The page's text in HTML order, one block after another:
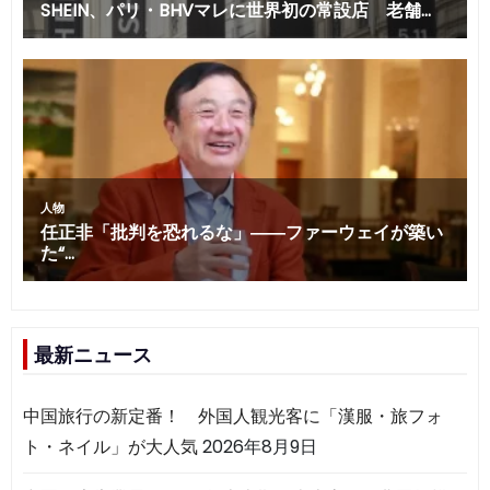
最新ニュース
中国旅行の新定番！ 外国人観光客に「漢服・旅フォ
ト・ネイル」が大人気2026年8月9日